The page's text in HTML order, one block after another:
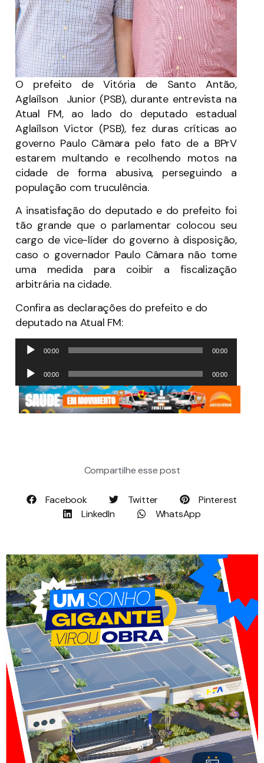
O prefeito de Vitória de Santo Antão,
Aglaílson Junior (PSB), durante entrevista na
Atual FM, ao lado do deputado estadual
Aglaílson Victor (PSB), fez duras críticas ao
governo Paulo Câmara pelo fato de a BPrV
estarem multando e recolhendo motos na
cidade de forma abusiva, perseguindo a
população com truculência.
A insatisfação do deputado e do prefeito foi
tão grande que o parlamentar colocou seu
cargo de vice-líder do governo à disposição,
caso o governador Paulo Câmara não tome
uma medida para coibir a fiscalização
arbitrária na cidade.
Confira as declarações do prefeito e do
deputado na Atual FM:
Tocador
áudio
00:00 00:00
Tocador
de
áudio
00:00 00:00
Compartilhe esse post
Facebook Twitter
Pinterest
LinkedIn
WhatsApp